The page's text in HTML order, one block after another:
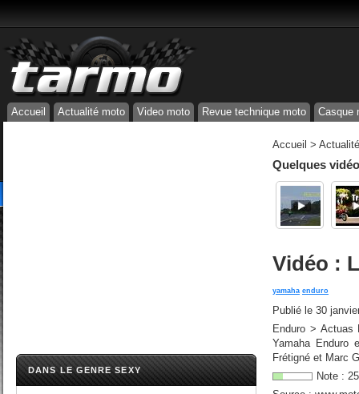
Accueil Actualité moto Video moto Revue technique moto Casque
DANS LE GENRE SEXY
Accueil >
Quelques
Vidéo :
yamaha enduro
Publié le 30
Enduro > Actuas
Yamaha Enduro
Frétigné et Marc
Note : 25